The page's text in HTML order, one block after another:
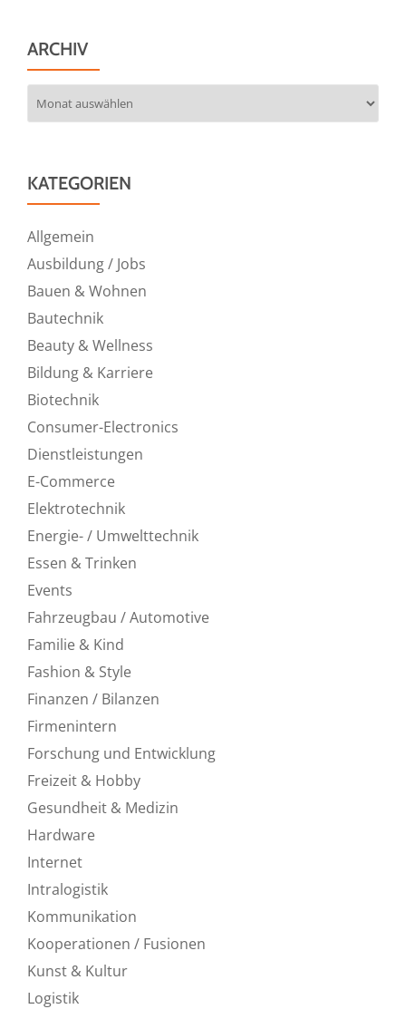
ARCHIV
KATEGORIEN
Allgemein
Ausbildung / Jobs
Bauen & Wohnen
Bautechnik
Beauty & Wellness
Bildung & Karriere
Biotechnik
Consumer-Electronics
Dienstleistungen
E-Commerce
Elektrotechnik
Energie- / Umwelttechnik
Essen & Trinken
Events
Fahrzeugbau / Automotive
Familie & Kind
Fashion & Style
Finanzen / Bilanzen
Firmenintern
Forschung und Entwicklung
Freizeit & Hobby
Gesundheit & Medizin
Hardware
Internet
Intralogistik
Kommunikation
Kooperationen / Fusionen
Kunst & Kultur
Logistik